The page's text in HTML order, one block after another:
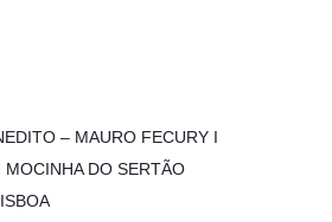
– MAURO FECURY I
DO SERTÃO